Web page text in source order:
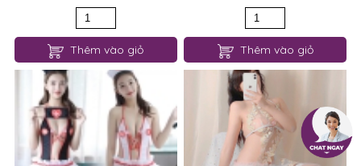
Thêm vào giỏ Thêm vào giỏ